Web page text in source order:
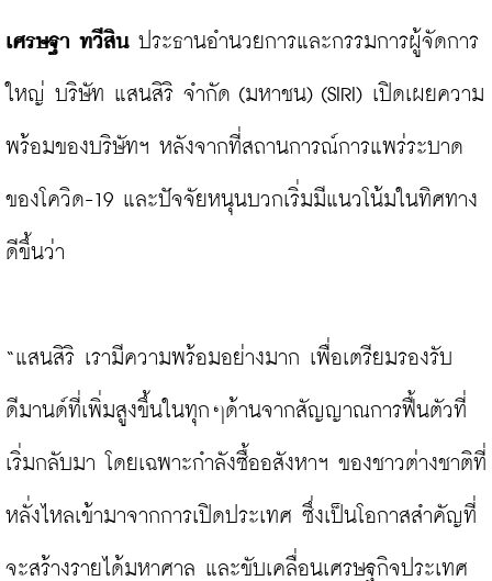
เศรษฐา ทวีสิน ประธานอำนวยการและกรรมการผู้จัดการ
ใหญ่ บริษัท แสนสิริ จำกัด (มหาชน) (SIRI) เปิดเผยความ
พร้อมของบริษัทฯ หลังจากที่สถานการณ์การแพร่ระบาด
ของโควิด-19 และปัจจัยหนุนบวกเริ่มมีแนวโน้มในทิศทาง
ดีขึ้นว่า
“แสนสิริ เรามีความพร้อมอย่างมาก เพื่อเตรียมรองรับ
ดีมานด์ที่เพิ่มสูงขึ้นในทุกๆด้านจากสัญญาณการฟื้นตัวที่
เริ่มกลับมา โดยเฉพาะกำลังซื้ออสังหาฯ ของชาวต่างชาติที่
หลั่งไหลเข้ามาจากการเปิดประเทศ ซึ่งเป็นโอกาสสำคัญที่
จะสร้างรายได้มหาศาล และขับเคลื่อนเศรษฐกิจประเทศ